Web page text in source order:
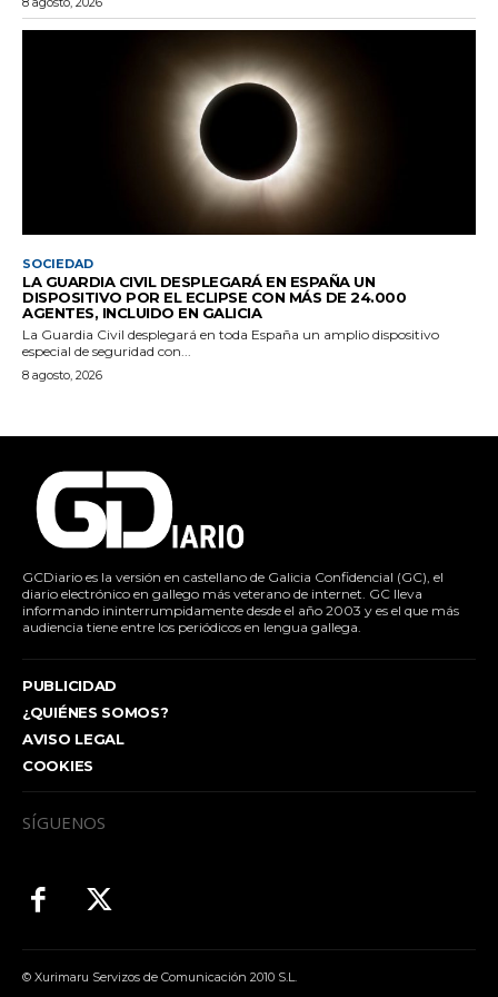
SOCIEDAD
LA GUARDIA CIVIL DESPLEGARÁ EN ESPAÑA UN
DISPOSITIVO POR EL ECLIPSE CON MÁS DE 24.000
AGENTES, INCLUIDO EN GALICIA
La Guardia Civil desplegará en toda España un amplio dispositivo
especial de seguridad con...
8 agosto, 2026
GCDiario es la versión en castellano de Galicia Confidencial (GC), el
diario electrónico en gallego más veterano de internet. GC lleva
informando ininterrumpidamente desde el año 2003 y es el que más
audiencia tiene entre los periódicos en lengua gallega.
PUBLICIDAD
¿QUIÉNES SOMOS?
AVISO LEGAL
COOKIES
SÍGUENOS
© Xurimaru Servizos de Comunicación 2010 S.L.